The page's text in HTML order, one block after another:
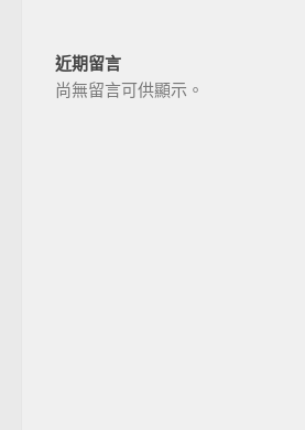
近期留言
尚無留言可供顯示。